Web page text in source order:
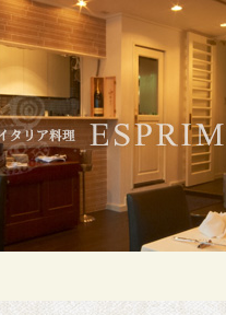
リ
イタリアン「